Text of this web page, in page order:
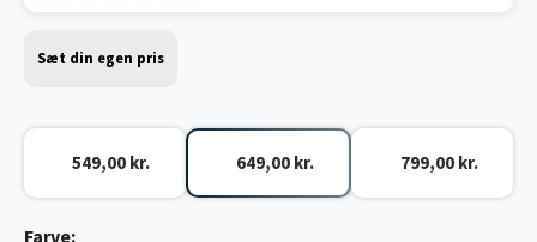
Sæt din egen pris
549,00 kr. 649,00 kr. 799,00 kr.
Farve: